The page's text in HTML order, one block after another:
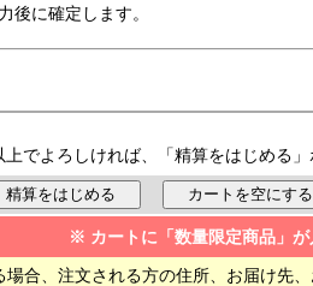
後に確定します。
上でよろしければ、「精算をはじめる
※ カートに「数量限定商品」
合、注文される方の住所、お届け先